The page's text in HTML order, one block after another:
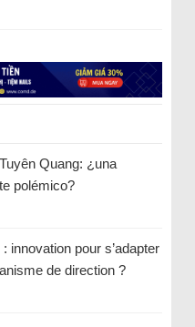
Quang: ¿una
polémico?
innovation pour s’adapter
de direction ?